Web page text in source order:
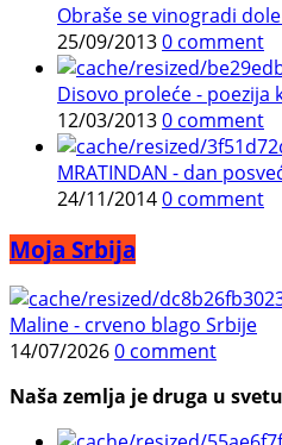
Obraše se vinogradi
25/09/20130 comment
Disovo proleće - poezija
12/03/20130 comment
MRATINDAN - dan
24/11/20140 comment
Moja Srbija
Maline - crveno blago Srbije
14/07/20260 comment
Naša zemlja je druga u